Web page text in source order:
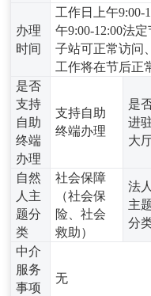
办理
时间
工作日上午9:00-
午9:00-12:00法
子站可正常访问
工作将在节后正
是否
支持
自助
终端
办理
支持自助
终端办理
是
进
大
自然
人主
题分
类
社会保障
（社会保
险、社会
救助）
法人
主
分
中介
服务
事项
无